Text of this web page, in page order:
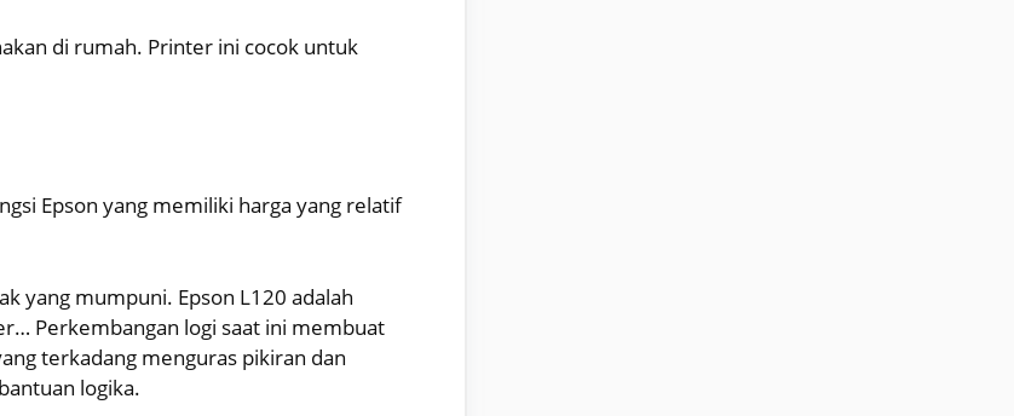
di rumah. Printer ini cocok untuk
Epson yang memiliki harga yang relatif
yang mumpuni. Epson L120 adalah
Perkembangan logi saat ini membuat
terkadang menguras pikiran dan
logika.